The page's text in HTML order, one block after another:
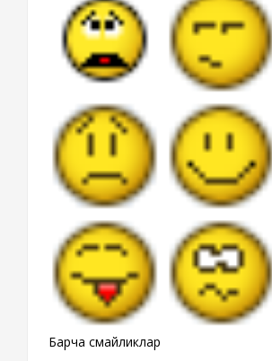
Барча смайликлар